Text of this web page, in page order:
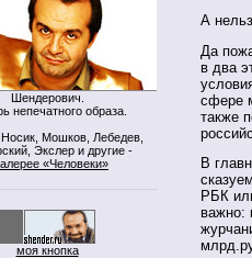
Шендерович.
непечатного образа.
Мошков, Лебедев,
Экслер и другие -
«Человеки»
моя кнопка
А
Да
в два
сфере
также
В
РБК
важно: